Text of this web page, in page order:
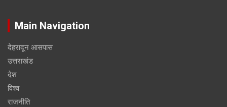
Main Navigation
देहरादून आसपास
उत्तराखंड
देश
विश्व
राजनीति